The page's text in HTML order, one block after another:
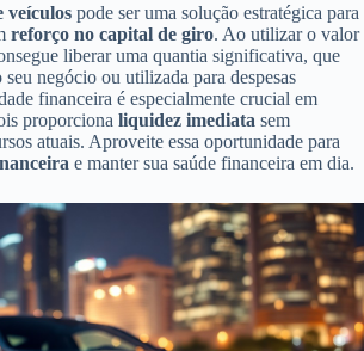
veículos pode ser uma solução estratégica para
reforço no capital de giro. Ao utilizar o valor
liberar uma quantia significativa, que
negócio ou utilizada para despesas
financeira é especialmente crucial em
proporciona liquidez imediata sem
atuais. Aproveite essa oportunidade para
e manter sua saúde financeira em dia.